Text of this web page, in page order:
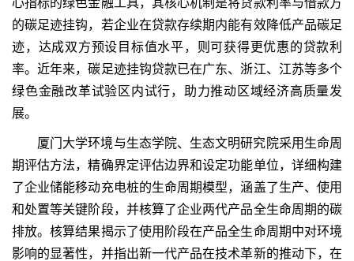
的碳足迹挂钩，若企业在贷款存续期内能有效降低产品碳足
迹，达成双方预设目标值水平，则可获得更优惠的贷款利
率。近年来，碳足迹挂钩贷款已在广东、浙江、江苏等多个
绿色金融改革试验区内试行，助力推动区域经济高质量发
展。
厦门大学环境与生态学院、生态文明研究院采用生命周
期评估方法，精确界定评估边界和设定功能单位，详细构建
了企业储能移动充电桩的生命周期模型，涵盖了生产、使用
和处置等关键阶段，并核算了企业两代产品全生命周期的碳
排放。核算结果揭示了使用阶段在产品全生命周期中对环境
影响的显著性，并指出新一代产品在技术革新的推动下，在